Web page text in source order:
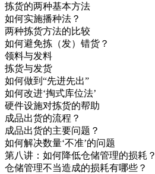
拣货的两种基本方法
如何实施播种法？
两种拣货方法的比较
如何避免拣（发）错货？
领料与发料
拣货与发货
如何做到“先进先出”
如何改进‘掏式库位法’
硬件设施对拣货的帮助
成品出货的流程？
成品出货的主要问题？
如何解决数量‘不准’的问题
第八讲：如何降低仓储管理的损耗？
仓储管理不当造成的损耗有哪些？